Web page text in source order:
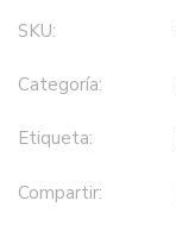
SKU:
Categoría:
Etiqueta:
Compartir: